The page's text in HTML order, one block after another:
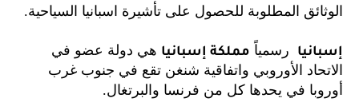
الوثائق المطلوبة للحصول على تأشيرة اسبانيا السياحية.
إسبانيا رسمياً مملكة إسبانيا هي دولة عضو في
الاتحاد الأوروبي واتفاقية شنغن تقع في جنوب غرب
أوروبا في يحدها كل من فرنسا والبرتغال.